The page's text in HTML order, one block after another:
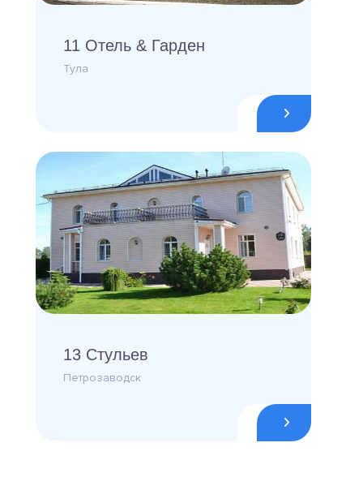
11 Отель & Гарден
Тула
13 Стульев
Петрозаводск